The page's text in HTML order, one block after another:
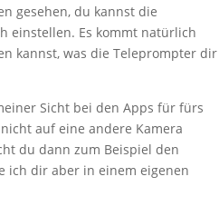
gesehen, du kannst die
einstellen. Es kommt natürlich
kannst, was die Teleprompter dir
Sicht bei den Apps für fürs
auf eine andere Kamera
du dann zum Beispiel den
ich dir aber in einem eigenen